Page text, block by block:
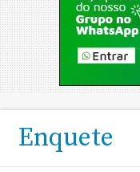
Enquete